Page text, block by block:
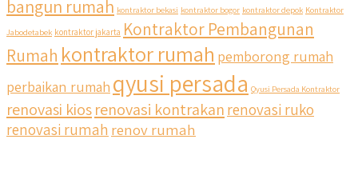
bangun rumah kontraktor bekasi kontraktor bogor kontraktor depok Kontraktor
Jabodetabek kontraktor jakarta Kontraktor Pembangunan
Rumah kontraktor rumah pemborong rumah
perbaikan rumah qyusi persada Qyusi Persada Kontraktor
renovasi kiosrenovasi kontrakanrenovasi ruko
renovasi rumah renov rumah